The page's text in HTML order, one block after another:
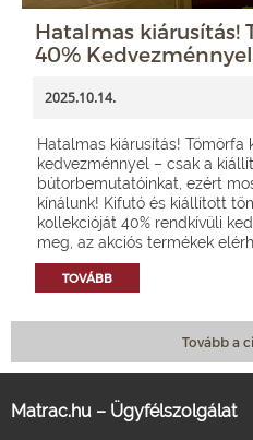
Hatalmas kiárusítás!
40% Kedvezménnyel
2025.10.14.
Hatalmas kiárusítás! Tömörfa
kedvezménnyel – csak a
bútorbemutatóinkat, ezért
kínálunk! Kifutó és kiállított
kollekcióját 40% rendkívüli
meg, az akciós termékek
TOVÁBB
Tovább a
Matrac.hu – Ügyfélszolgálat